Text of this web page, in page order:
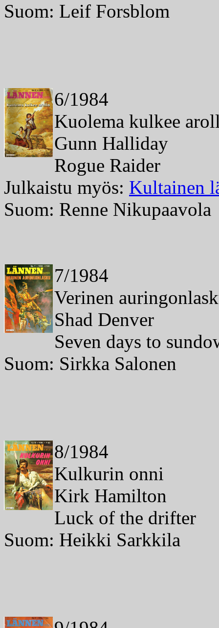
Suom: Leif Forsblom
6/1984
Kuolema kulkee
Gunn Halliday
Rogue Raider
Julkaistu myös: Kultainen
Suom: Renne Nikupaavola
7/1984
Verinen
Shad Denver
Seven days to
Suom: Sirkka Salonen
8/1984
Kulkurin onni
Kirk Hamilton
Luck of the drifter
Suom: Heikki Sarkkila